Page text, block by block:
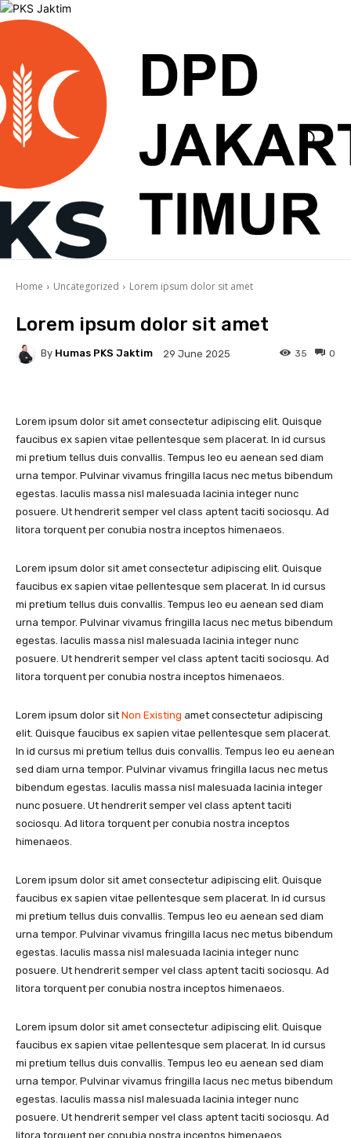
Home Uncategorized Lorem ipsum dolor sit amet
Lorem ipsum dolor sit amet
By Humas PKS Jaktim 29 June 2025 0
35
Lorem ipsum dolor sit amet consectetur adipiscing elit. Quisque
faucibus ex sapien vitae pellentesque sem placerat. In id cursus
mi pretium tellus duis convallis. Tempus leo eu aenean sed diam
urna tempor. Pulvinar vivamus fringilla lacus nec metus bibendum
egestas. Iaculis massa nisl malesuada lacinia integer nunc
posuere. Ut hendrerit semper vel class aptent taciti sociosqu. Ad
litora torquent per conubia nostra inceptos himenaeos.
Lorem ipsum dolor sit amet consectetur adipiscing elit. Quisque
faucibus ex sapien vitae pellentesque sem placerat. In id cursus
mi pretium tellus duis convallis. Tempus leo eu aenean sed diam
urna tempor. Pulvinar vivamus fringilla lacus nec metus bibendum
egestas. Iaculis massa nisl malesuada lacinia integer nunc
posuere. Ut hendrerit semper vel class aptent taciti sociosqu. Ad
litora torquent per conubia nostra inceptos himenaeos.
Lorem ipsum dolor sit Non Existing amet consectetur adipiscing
elit. Quisque faucibus ex sapien vitae pellentesque sem placerat.
In id cursus mi pretium tellus duis convallis. Tempus leo eu aenean
sed diam urna tempor. Pulvinar vivamus fringilla lacus nec metus
bibendum egestas. Iaculis massa nisl malesuada lacinia integer
nunc posuere. Ut hendrerit semper vel class aptent taciti
sociosqu. Ad litora torquent per conubia nostra inceptos
himenaeos.
Lorem ipsum dolor sit amet consectetur adipiscing elit. Quisque
faucibus ex sapien vitae pellentesque sem placerat. In id cursus
mi pretium tellus duis convallis. Tempus leo eu aenean sed diam
urna tempor. Pulvinar vivamus fringilla lacus nec metus bibendum
egestas. Iaculis massa nisl malesuada lacinia integer nunc
posuere. Ut hendrerit semper vel class aptent taciti sociosqu. Ad
litora torquent per conubia nostra inceptos himenaeos.
Lorem ipsum dolor sit amet consectetur adipiscing elit. Quisque
faucibus ex sapien vitae pellentesque sem placerat. In id cursus
mi pretium tellus duis convallis. Tempus leo eu aenean sed diam
urna tempor. Pulvinar vivamus fringilla lacus nec metus bibendum
egestas. Iaculis massa nisl malesuada lacinia integer nunc
posuere. Ut hendrerit semper vel class aptent taciti sociosqu. Ad
litora torquent per conubia nostra inceptos himenaeos.